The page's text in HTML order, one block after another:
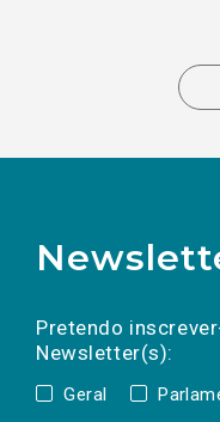
Pretendo
Newsletter(s):
Geral
a(s) newsletter(s).
mail